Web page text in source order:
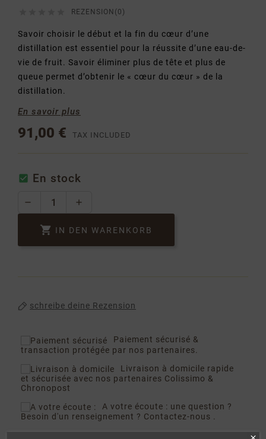
REZENSION(0)
Savoir choisir le début et la fin du cœur d’une
distillation est essentiel pour la réussite d’une eau-de-
vie de fruit. Savoir éliminer plus de tête et plus de
queue permet d’obtenir le « cœur du cœur » de la
distillation.
En savoir plus
91,00 € TAX INCLUDED
 En stock
 IN DEN WARENKORB
schreibe deine Rezension
Paiement sécurisé &
transaction protégée par nos partenaires.
Livraison à domicile rapide
et sécurisée avec nos partenaires Colissimo &
Chronopost
A votre écoute : une question ?
Besoin d'un renseignement ? Contactez-nous .